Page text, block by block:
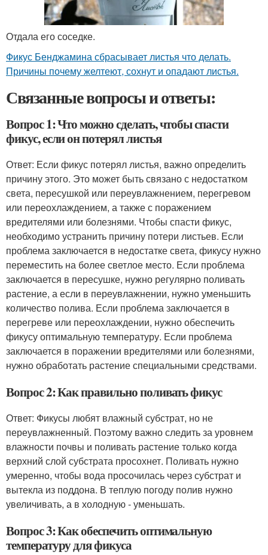
Отдала его соседке.
Фикус Бенджамина сбрасывает листья что делать.
Причины почему желтеют, сохнут и опадают листья.
Связанные вопросы и ответы:
Вопрос 1: Что можно сделать, чтобы спасти
фикус, если он потерял листья
Ответ: Если фикус потерял листья, важно определить
причину этого. Это может быть связано с недостатком
света, пересушкой или переувлажнением, перегревом
или переохлаждением, а также с поражением
вредителями или болезнями. Чтобы спасти фикус,
необходимо устранить причину потери листьев. Если
проблема заключается в недостатке света, фикусу нужно
переместить на более светлое место. Если проблема
заключается в пересушке, нужно регулярно поливать
растение, а если в переувлажнении, нужно уменьшить
количество полива. Если проблема заключается в
перегреве или переохлаждении, нужно обеспечить
фикусу оптимальную температуру. Если проблема
заключается в поражении вредителями или болезнями,
нужно обработать растение специальными средствами.
Вопрос 2: Как правильно поливать фикус
Ответ: Фикусы любят влажный субстрат, но не
переувлажненный. Поэтому важно следить за уровнем
влажности почвы и поливать растение только когда
верхний слой субстрата просохнет. Поливать нужно
умеренно, чтобы вода просочилась через субстрат и
вытекла из поддонa. В теплую погоду полив нужно
увеличивать, а в холодную - уменьшать.
Вопрос 3: Как обеспечить оптимальную
температуру для фикуса